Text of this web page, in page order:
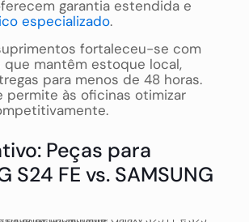
garantia estendida e
especializado.
fortaleceu-se com
mantêm estoque local,
para menos de 48 horas.
permite às oficinas otimizar
Peças para
S24 FE vs. SAMSUNG